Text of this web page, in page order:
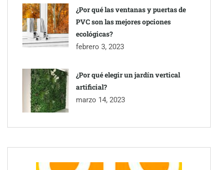
¿Por qué las ventanas y puertas de
PVC son las mejores opciones
ecológicas?
febrero 3, 2023
¿Por qué elegir un jardín vertical
artificial?
marzo 14, 2023